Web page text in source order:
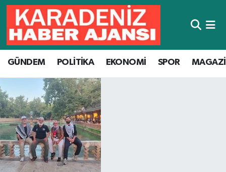
GÜNDEM POLİTİKA EKONOMİ SPOR
Hava Durumu
Trafik Durumu
Süper Lig Puan Durumu ve Fikstür
Tüm Manşetler
Son Dakika Haberleri
Haber Arşivi